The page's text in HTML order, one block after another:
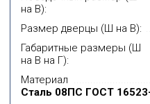
на В):
Размер дверцы (Ш на В):
Габаритные размеры (Ш
на В на Г):
Материал
Сталь 08ПС ГОСТ